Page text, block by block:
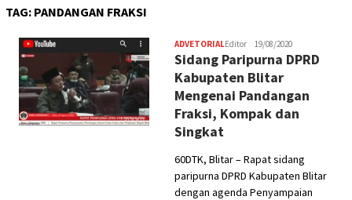
TAG: PANDANGAN FRAKSI
ADVETORIALEditor 19/08/2020
Sidang Paripurna DPRD
Kabupaten Blitar
Mengenai Pandangan
Fraksi, Kompak dan
Singkat
60DTK, Blitar – Rapat sidang
paripurna DPRD Kabupaten Blitar
dengan agenda Penyampaian